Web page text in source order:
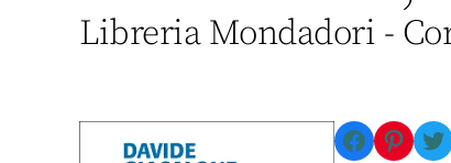
Libreria Mondadori -
Facebook